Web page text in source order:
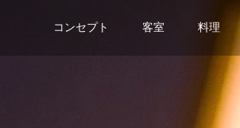
コンセプト 客室 料理